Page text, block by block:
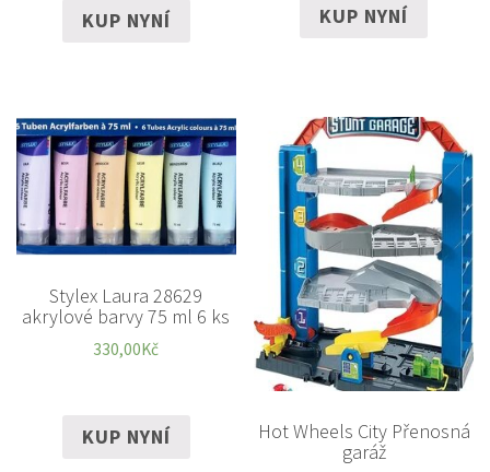
KUP NYNÍ KUP NYNÍ
Stylex Laura 28629
akrylové barvy 75 ml 6 ks
330,00Kč
KUP NYNÍ
Hot Wheels City Přenosná
garáž